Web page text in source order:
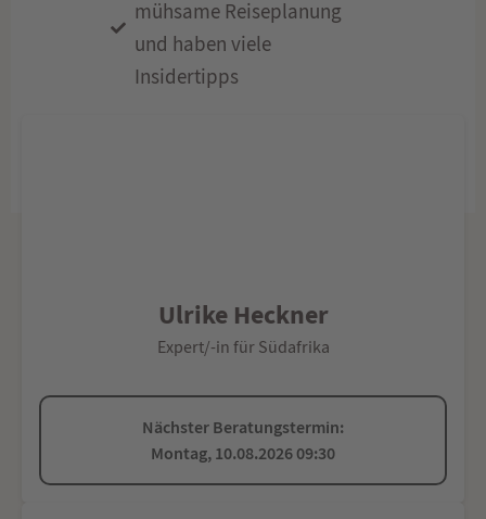
mühsame Reiseplanung
und haben viele
Insidertipps
Ulrike Heckner
Expert/-in für Südafrika
Nächster Beratungstermin:
Montag, 10.08.2026 09:30